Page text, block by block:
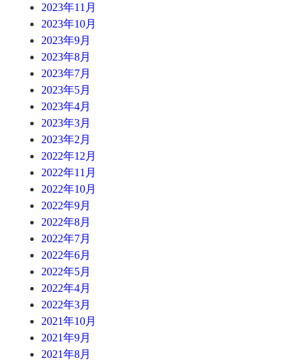
2023年11月
2023年10月
2023年9月
2023年8月
2023年7月
2023年5月
2023年4月
2023年3月
2023年2月
2022年12月
2022年11月
2022年10月
2022年9月
2022年8月
2022年7月
2022年6月
2022年5月
2022年4月
2022年3月
2021年10月
2021年9月
2021年8月